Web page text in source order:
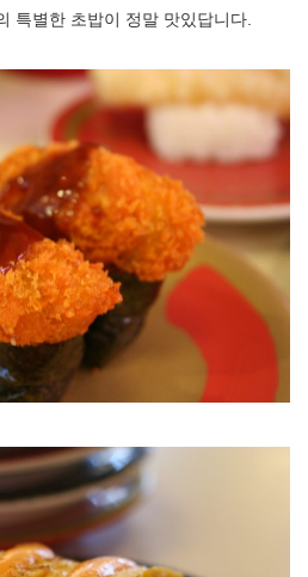
특별한 초밥이 정말 맛있답니다.